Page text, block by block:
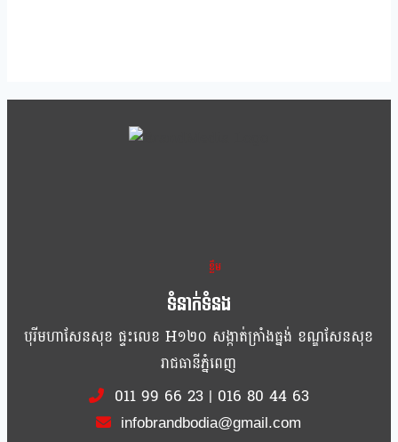
ខ្លឹម ខ្លី រហ័ស
ទំនាក់ទំនង
បុរីមហាសែនសុខ ផ្ទះលេខ H១២០ សង្កាត់ក្រាំងធ្នង់ ខណ្ឌសែនសុខ
រាជធានីភ្នំពេញ
011 99 66 23| 016 80 44 63
infobrandbodia@gmail.com